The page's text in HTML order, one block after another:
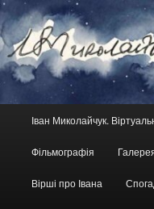
Skip
to
primary
contentІван
музей
український кіноактор,
Іван Миколайчук.
Фільмографія
Вірші про Івана